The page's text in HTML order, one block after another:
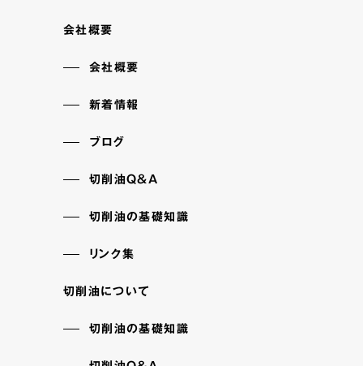
会社概要
会社概要
新着情報
ブログ
切削油Q&A
切削油の基礎知識
リンク集
切削油について
切削油の基礎知識